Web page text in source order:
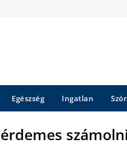
Egészség Ingatlan